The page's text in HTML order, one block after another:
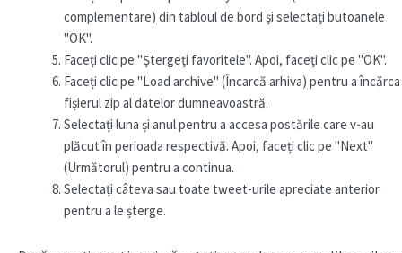
complementare) din tabloul de bord și selectați butoanele
"OK".
Faceți clic pe "Ștergeți favoritele". Apoi, faceți clic pe "OK".
Faceți clic pe "Load archive" (Încarcă arhiva) pentru a încărca
fișierul zip al datelor dumneavoastră.
Selectați luna și anul pentru a accesa postările care v-au
plăcut în perioada respectivă. Apoi, faceți clic pe "Next"
(Următorul) pentru a continua.
Selectați câteva sau toate tweet-urile apreciate anterior
pentru a le șterge.